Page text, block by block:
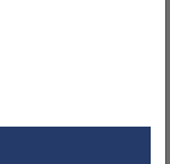
példányt